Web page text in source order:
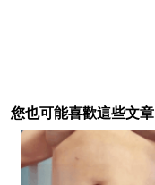
您也可能喜歡這些文章